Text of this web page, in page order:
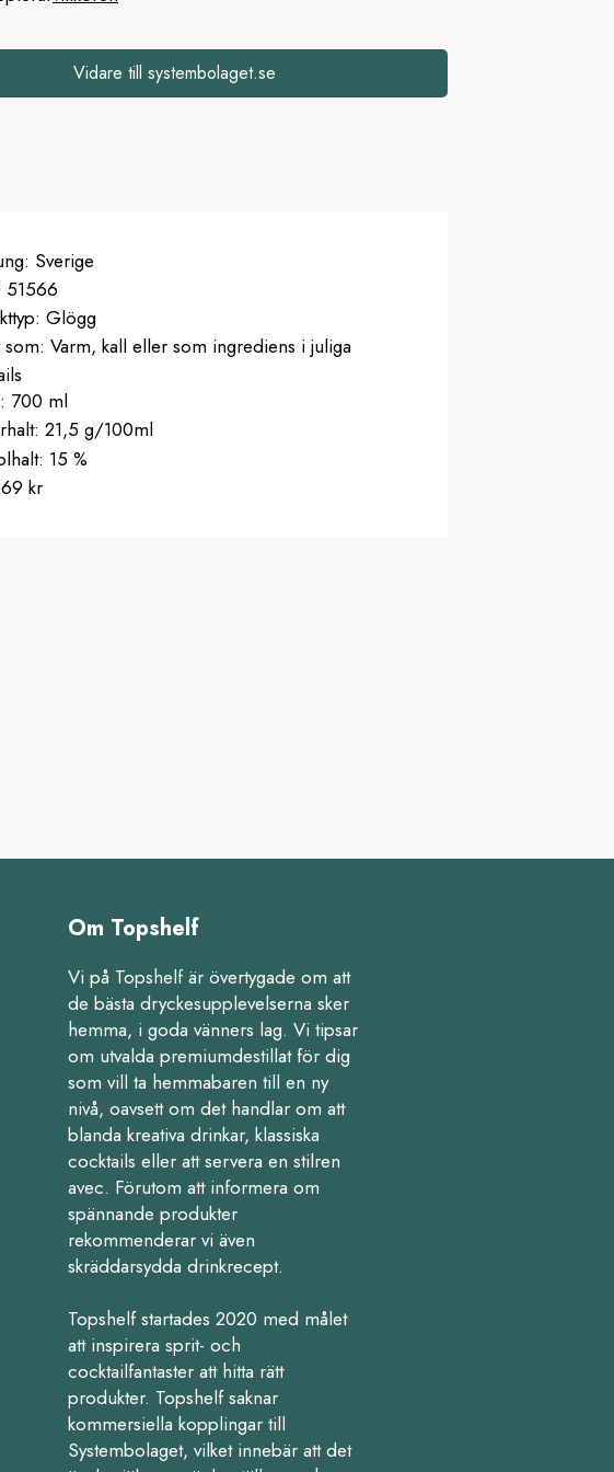
Vidare till systembolaget.se
Sverige
51566
Glögg
som: Varm, kall eller som ingrediens i juliga
700 ml
21,5 g/100ml
15 %
kr
Om Topshelf
Vi på Topshelf är övertygade om att
de bästa dryckesupplevelserna sker
hemma, i goda vänners lag. Vi tipsar
om utvalda premiumdestillat för dig
som vill ta hemmabaren till en ny
nivå, oavsett om det handlar om att
blanda kreativa drinkar, klassiska
cocktails eller att servera en stilren
avec. Förutom att informera om
spännande produkter
rekommenderar vi även
skräddarsydda drinkrecept.
Topshelf startades 2020 med målet
att inspirera sprit- och
cocktailfantaster att hitta rätt
produkter. Topshelf saknar
kommersiella kopplingar till
Systembolaget, vilket innebär att det